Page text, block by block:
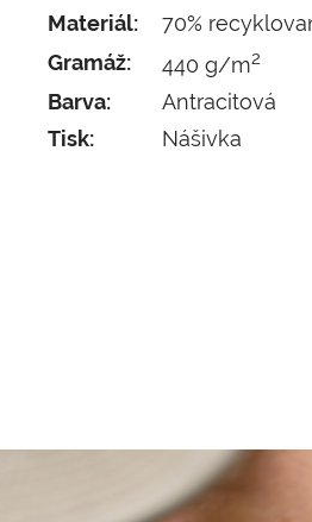
Materiál:
70%
Gramáž:
440 g/m2
Barva:
Antracitová
Tisk:
Nášivka